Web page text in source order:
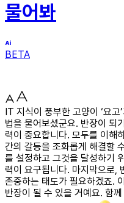
물어봐
BETA
IT 지식이 풍부한 고양이 ‘요
법을 물어보셨군요. 반장이 되
력이 중요합니다. 모두를 이해
간의 갈등을 조화롭게 해결할
를 설정하고 그것을 달성하기
력이 요구됩니다. 마지막으로,
존중하는 태도가 필요하겠죠.
반장이 될 수 있을 거예요. 함